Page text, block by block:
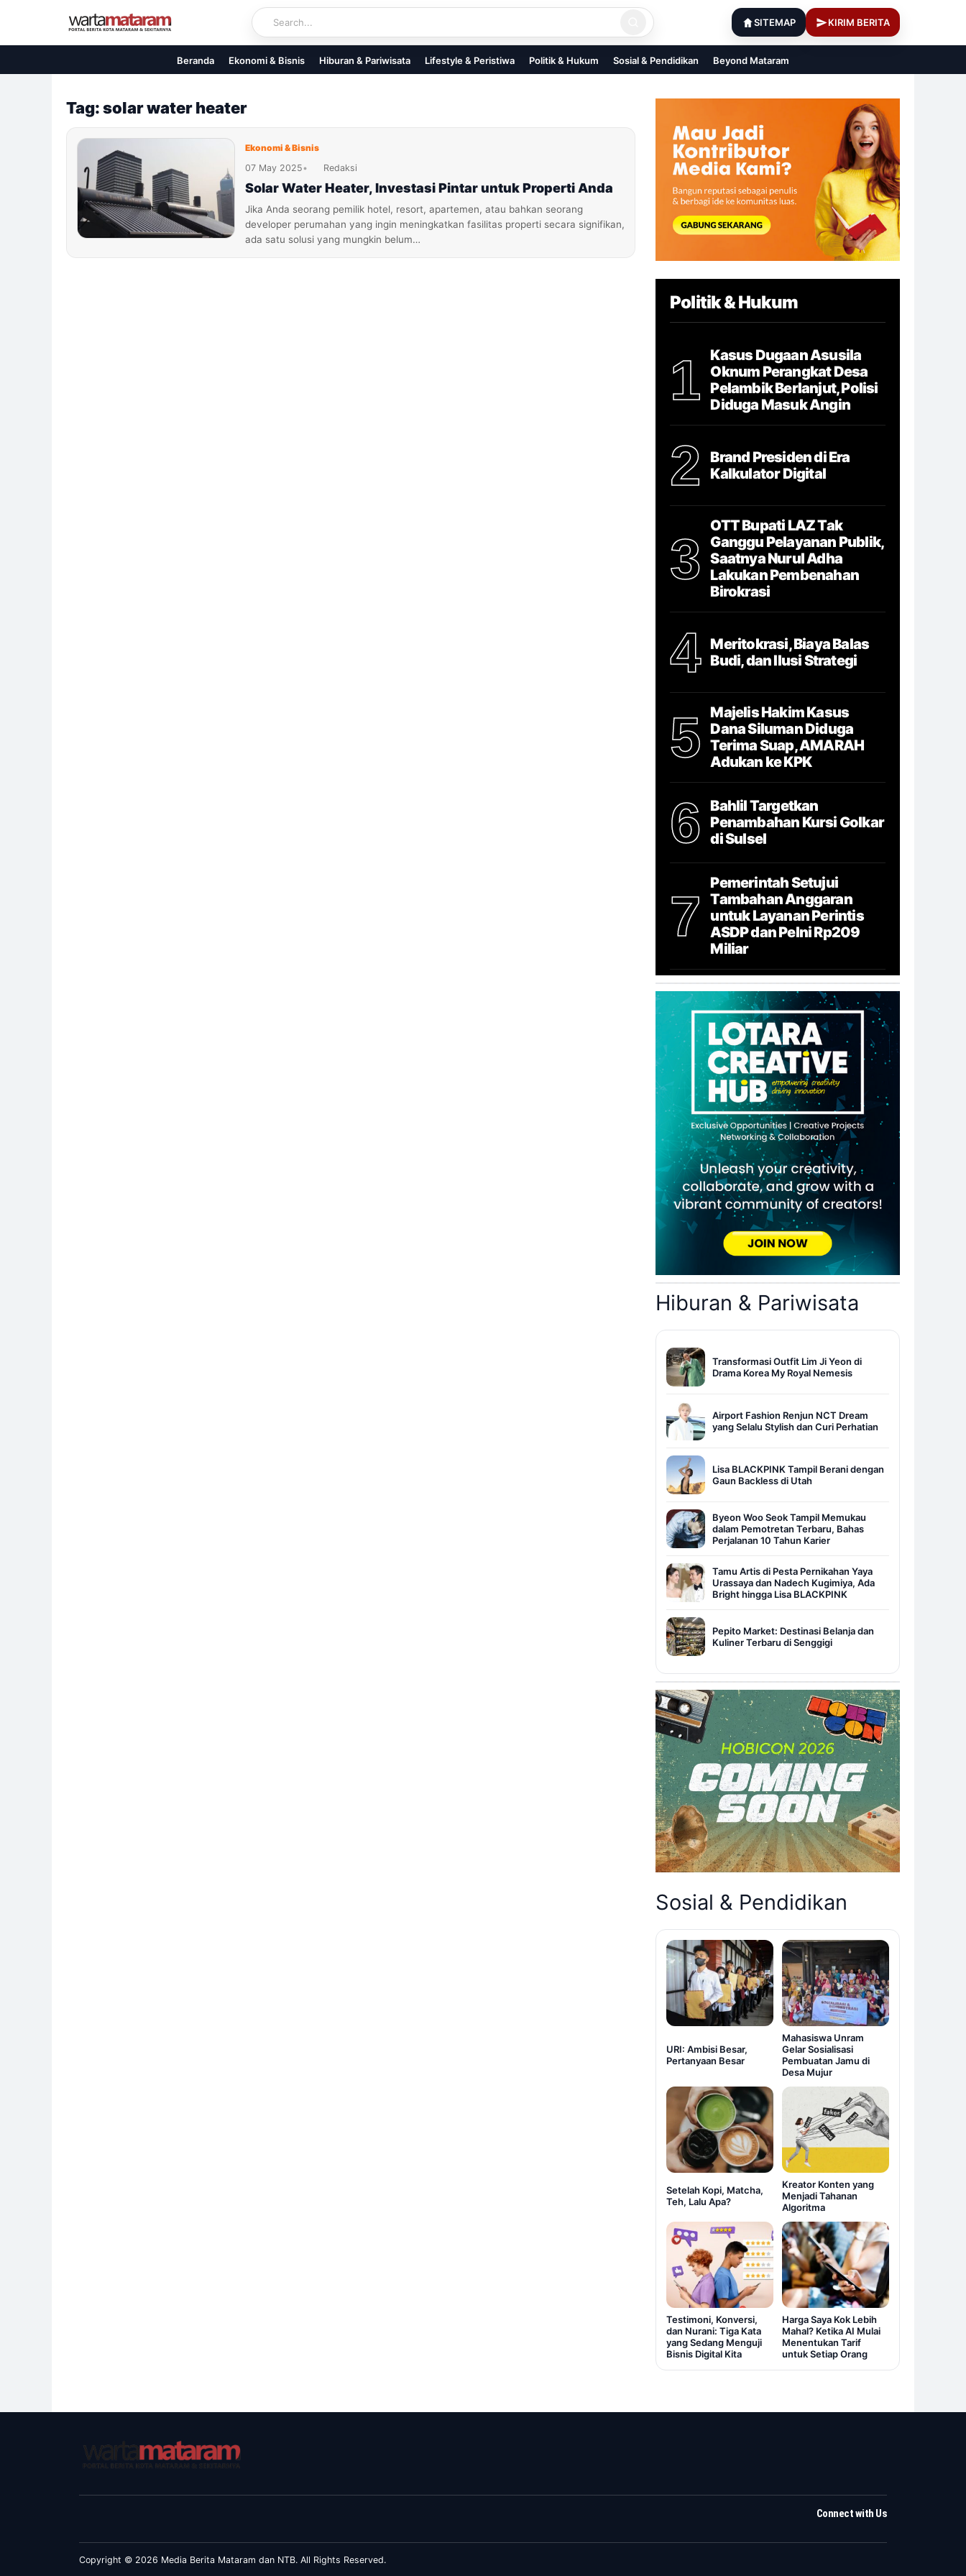
content
SITEMAP KIRIM BERITA
Beranda Ekonomi & Bisnis Hiburan & Pariwisata Lifestyle & Peristiwa Politik & Hukum Sosial & Pendidikan Beyond Mataram
Tag: solar water heater
Ekonomi & Bisnis
07 May 2025• Redaksi
Solar Water Heater, Investasi Pintar untuk Properti Anda
Jika Anda seorang pemilik hotel, resort, apartemen, atau bahkan seorang
developer perumahan yang ingin meningkatkan fasilitas properti secara signifikan,
ada satu solusi yang mungkin belum…
Politik & Hukum
1
Kasus Dugaan Asusila
Oknum Perangkat Desa
Pelambik Berlanjut, Polisi
Diduga Masuk Angin
2
Brand Presiden di Era
Kalkulator Digital
3
OTT Bupati LAZ Tak
Ganggu Pelayanan Publik,
Saatnya Nurul Adha
Lakukan Pembenahan
Birokrasi
4
Meritokrasi, Biaya Balas
Budi, dan Ilusi Strategi
5
Majelis Hakim Kasus
Dana Siluman Diduga
Terima Suap, AMARAH
Adukan ke KPK
6
Bahlil Targetkan
Penambahan Kursi Golkar
di Sulsel
7
Pemerintah Setujui
Tambahan Anggaran
untuk Layanan Perintis
ASDP dan Pelni Rp209
Miliar
Hiburan & Pariwisata
Transformasi Outfit Lim Ji Yeon di
Drama Korea My Royal Nemesis
Airport Fashion Renjun NCT Dream
yang Selalu Stylish dan Curi Perhatian
Lisa BLACKPINK Tampil Berani dengan
Gaun Backless di Utah
Byeon Woo Seok Tampil Memukau
dalam Pemotretan Terbaru, Bahas
Perjalanan 10 Tahun Karier
Tamu Artis di Pesta Pernikahan Yaya
Urassaya dan Nadech Kugimiya, Ada
Bright hingga Lisa BLACKPINK
Pepito Market: Destinasi Belanja dan
Kuliner Terbaru di Senggigi
Sosial & Pendidikan
URI: Ambisi Besar,
Pertanyaan Besar
Mahasiswa Unram
Gelar Sosialisasi
Pembuatan Jamu di
Desa Mujur
Setelah Kopi, Matcha,
Teh, Lalu Apa?
Kreator Konten yang
Menjadi Tahanan
Algoritma
Testimoni, Konversi,
dan Nurani: Tiga Kata
yang Sedang Menguji
Bisnis Digital Kita
Harga Saya Kok Lebih
Mahal? Ketika AI Mulai
Menentukan Tarif
untuk Setiap Orang
Connect with Us
Copyright © 2026 Media Berita Mataram dan NTB. All Rights Reserved.